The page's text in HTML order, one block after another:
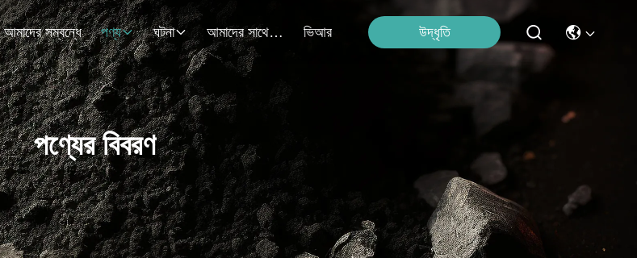
আমাদের সম্বন্ধে পণ্য ঘটনা আমাদের সাথে যোগাযোগ ভিআর উদ্ধৃতি
পণ্যের বিবরণ